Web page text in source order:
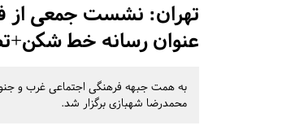
تهران: نشست جمعی از
عنوان رسانه خط
به همت جبهه فرهنگی‌ اجتماعی غرب و
محمدرضا شهبازی برگزار شد.